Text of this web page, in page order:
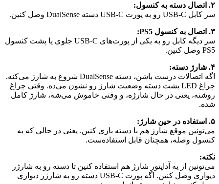
۲. اتصال دسته به کنسول:
سر کابل USB-C رو به پورت USB-C دسته DualSense وصل کنین.
۳. اتصال به کنسول PS5:
سر دیگه کابل رو به یکی از پورت‌های USB-C جلوی یا پشت کنسول
PS5 وصل کنین.
۴. شارژ دسته:
اگه اتصالات درست باشن، دسته DualSense شروع به شارژ می‌کنه.
چراغ LED پشت دسته وضعیت شارژ رو نشون می‌ده. وقتی چراغ
روشنه، یعنی در حال شارژه، و وقتی خاموش می‌شه، شارژ کامل
شده.
۵. استفاده در حین شارژ:
می‌تونین موقع شارژ هم با دسته بازی کنین. یعنی در حالی که به
کنسول وصله، همچنان قابل استفاده‌ست.
نکته:
می‌تونین از یه آداپتور شارژ هم استفاده کنین تا دسته رو به شارژر
دیواری وصل کنین. اگه پورت USB-C دسته رو به شارژر دیواری